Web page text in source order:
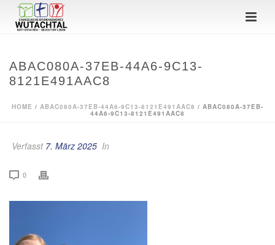
ABAC080A-37EB-44A6-9C13-
8121E491AAC8
HOME / ABAC080A-37EB-44A6-9C13-8121E491AAC8 / ABAC080A-37EB-
44A6-9C13-8121E491AAC8
Verfasst 7. März 2025 In
0